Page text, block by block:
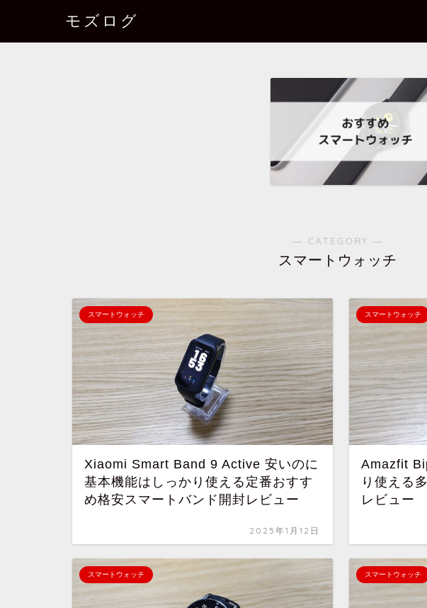
モズログ
― CATEGORY ―
スマートウォッチ
スマートウォッチ
Xiaomi Smart Band 9 Active 安いのに
基本機能はしっかり使える定番おすす
め格安スマートバンド開封レビュー
2025年1月12日
スマートウォッチ
Amazfit
り使える
レビュー
スマートウォッチ スマートウォッチ